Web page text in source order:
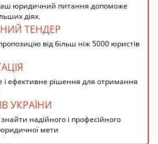
юридичний питання допоможе
діях.
ТЕНДЕР
від більш ніж 5000 юристів
і ефективне рішення для отримання
УКРАЇНИ
надійного і професійного
мети